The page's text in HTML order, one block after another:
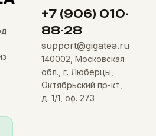
+7 (906) 010-
88-28
support@gigatea.ru
140002, Московская
обл., г. Люберцы,
Октябрьский пр-кт,
д. 1/1, оф. 273